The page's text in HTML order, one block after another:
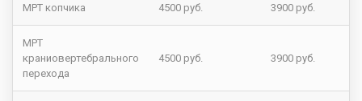
МРТ копчика 4500 руб. 3900 руб.
МРТ
краниовертебрального
перехода
4500 руб. 3900 руб.